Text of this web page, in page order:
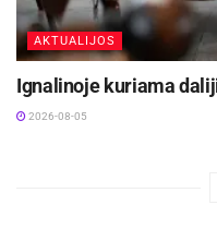
AKTUALIJOS
Ignalinoje kuriama
2026-08-05